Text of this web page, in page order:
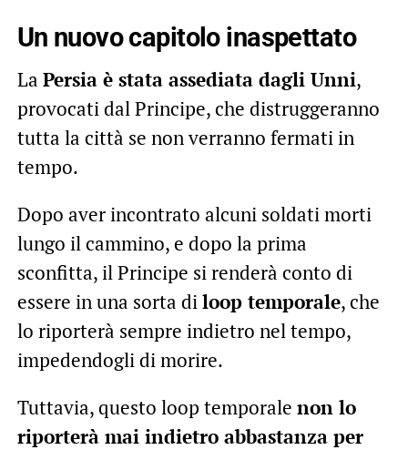
Un nuovo capitolo inaspettato
La Persia è stata assediata dagli Unni,
provocati dal Principe, che distruggeranno
tutta la città se non verranno fermati in
tempo.
Dopo aver incontrato alcuni soldati morti
lungo il cammino, e dopo la prima
sconfitta, il Principe si renderà conto di
essere in una sorta diloop temporale, che
lo riporterà sempre indietro nel tempo,
impedendogli di morire.
Tuttavia, questo loop temporale non lo
riporterà mai indietro abbastanza per